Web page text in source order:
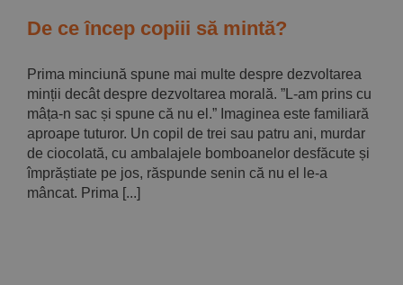
Parteneri
Contact
Magazin
De ce încep copiii să mintă?
Prima minciună spune mai multe despre dezvoltarea
minții decât despre dezvoltarea morală. ”L-am prins cu
mâța-n sac și spune că nu el.” Imaginea este familiară
aproape tuturor. Un copil de trei sau patru ani, murdar
de ciocolată, cu ambalajele bomboanelor desfăcute și
împrăștiate pe jos, răspunde senin că nu el le-a
mâncat. Prima [...]